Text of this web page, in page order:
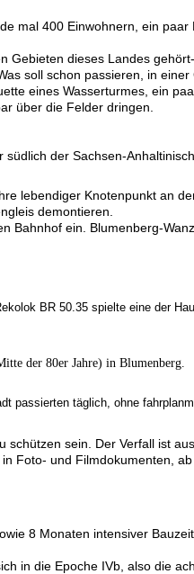
mal 400 Einwohnern, ein
Gebieten dieses Landes
soll schon passieren, in
eines Wasserturmes, ein
über die Felder dringen.
der Sachsen-
lebendiger Knotenpunkt an
demontieren.
Bahnhof ein. Blumenberg-
BR 50.35 spielte eine der
der 80er Jahre) in Blumenberg.
passierten täglich, ohne
schützen sein. Der Verfall ist
Foto- und Filmdokumenten,
8 Monaten intensiver
in die Epoche IVb, also die